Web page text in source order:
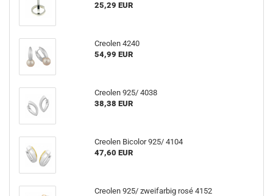
25,29 EUR
Creolen 4240
54,99 EUR
Creolen 925/ 4038
38,38 EUR
Creolen Bicolor 925/ 4104
47,60 EUR
Creolen 925/ zweifarbig rosé 4152